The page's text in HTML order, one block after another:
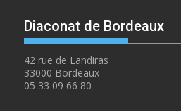
Diaconat de Bordeaux
42 rue de Landiras
33000 Bordeaux
05 33 09 66 80